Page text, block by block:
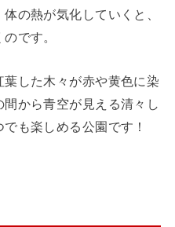
の熱が気化していくと、
です。
した木々が赤や黄色に染
から青空が見える清々し
も楽しめる公園です！